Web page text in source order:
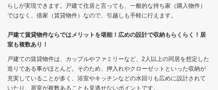
らしが実現できます。戸建て住居と言っても、一般的な持ち家（購入物件）
ではなく、借家（賃貸物件）なので、引越しも手軽に行えます。
戸建て賃貸物件ならではメリットを堪能！広めの設計で収納もらくらく！居
室も複数あり！
戸建ての賃貸物件は、カップルやファミリーなど、2人以上の同居を想定した
造りである事がほとんど。そのため、押入れやクローゼットといった収納が
充実していることが多く、浴室やキッチンなどの水回りも広めに設計されて
いたり、居室が複数あることも見逃せないポイントです。